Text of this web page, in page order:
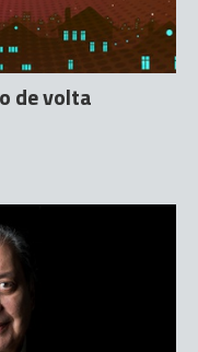
de volta